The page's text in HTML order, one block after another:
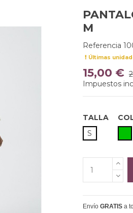
M
Referencia
Últimas
15,00 €
Impuestos
TALLA
S
Envío GRATIS a